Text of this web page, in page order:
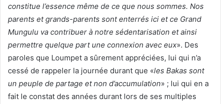
constitue l’essence même de ce que nous sommes. Nos
parents et grands-parents sont enterrés ici et ce Grand
Mungulu va contribuer à notre sédentarisation et ainsi
permettre quelque part une connexion avec eux». Des
paroles que Loumpet a sûrement appréciées, lui qui n’a
cessé de rappeler la journée durant que «les Bakas sont
un peuple de partage et non d’accumulation» ; lui qui en a
fait le constat des années durant lors de ses multiples